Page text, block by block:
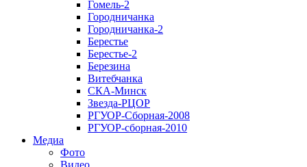
Гомель-2
Городничанка
Городничанка-2
Берестье
Берестье-2
Березина
Витебчанка
СКА-Минск
Звезда-РЦОР
РГУОР-Сборная-2008
РГУОР-сборная-2010
Медиа
Фото
Видео